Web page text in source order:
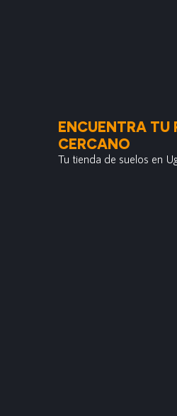
ENCUENTRA TU
CERCANO
Tu tienda de suelos en